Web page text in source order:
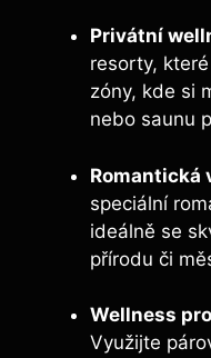
Privátní
resorty,
zóny, kde si
nebo saunu
Romantická
speciální
ideálně se
přírodu či
Wellness
Využijte